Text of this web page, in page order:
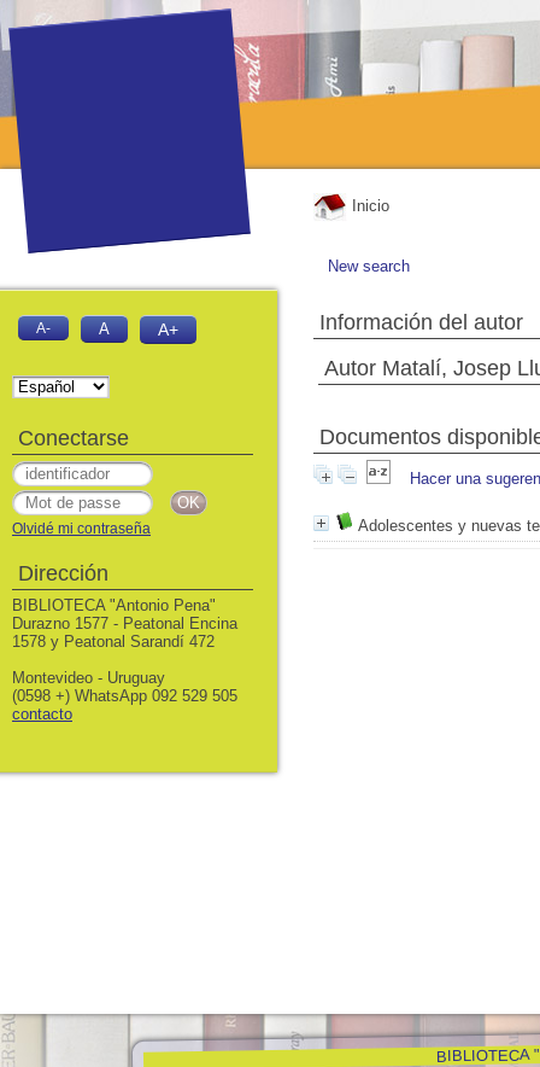
Inicio
New search
Información del autor
Autor Matalí, Josep
Documentos
Hacer una
Adolescentes y nuevas
BIBLIOTECA
A- A A+
Conectarse
Olvidé mi contraseña
Dirección
BIBLIOTECA "Antonio Pena"
Durazno 1577 - Peatonal Encina
1578 y Peatonal Sarandí 472
Montevideo - Uruguay
(0598 +) WhatsApp 092 529 505
contacto